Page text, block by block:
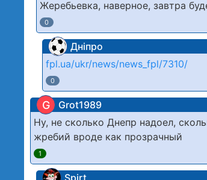
Жеребьевка, наверное, завтра
0
Дніпро
fpl.ua/ukr/news/news_fpl/7310/
0
G Grot1989
Ну, не сколько Днепр надоел,
жребий вроде как прозрачный
1
Spirt